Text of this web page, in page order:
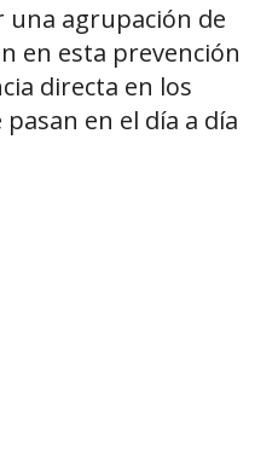
una agrupación de
en esta prevención
directa en los
en el día a día